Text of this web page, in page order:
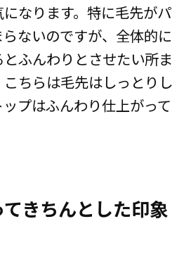
なります。特に毛先がパ
ないのですが、全体的に
ふんわりとさせたい所ま
ちらは毛先はしっとりし
プはふんわり仕上がって
きちんとした印象